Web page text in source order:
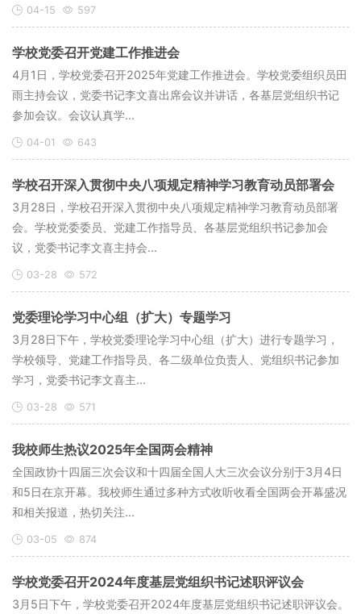
04-15 597
学校党委召开党建工作推进会
4月1日，学校党委召开2025年党建工作推进会。学校党委组织员田
雨主持会议，党委书记李文喜出席会议并讲话，各基层党组织书记
参加会议。会议认真学...
04-01 643
学校召开深入贯彻中央八项规定精神学习教育动员部署会
3月28日，学校召开深入贯彻中央八项规定精神学习教育动员部署
会。学校党委委员、党建工作指导员、各基层党组织书记参加会
议，党委书记李文喜主持会...
03-28 572
党委理论学习中心组（扩大）专题学习
3月28日下午，学校党委理论学习中心组（扩大）进行专题学习，
学校领导、党建工作指导员、各二级单位负责人、党组织书记参加
学习，党委书记李文喜主...
03-28 571
我校师生热议2025年全国两会精神
全国政协十四届三次会议和十四届全国人大三次会议分别于3月4日
和5日在京开幕。我校师生通过多种方式收听收看全国两会开幕盛况
和相关报道，热切关注...
03-05 874
学校党委召开2024年度基层党组织书记述职评议会
3月5日下午，学校党委召开2024年度基层党组织书记述职评议会。